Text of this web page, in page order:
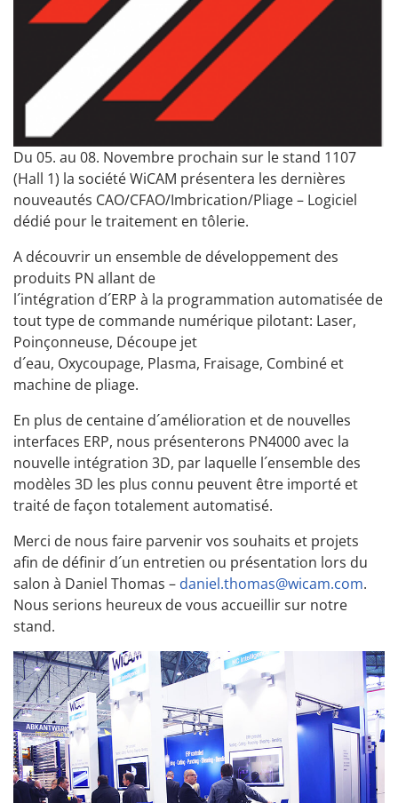
Du 05. au 08. Novembre prochain sur le stand 1107
(Hall 1) la société WiCAM présentera les dernières
nouveautés CAO/CFAO/Imbrication/Pliage – Logiciel
dédié pour le traitement en tôlerie.
A découvrir un ensemble de développement des
produits PN allant de
l´intégration d´ERP à la programmation automatisée de
tout type de commande numérique pilotant: Laser,
Poinçonneuse, Découpe jet
d´eau, Oxycoupage, Plasma, Fraisage, Combiné et
machine de pliage.
En plus de centaine d´amélioration et de nouvelles
interfaces ERP, nous présenterons PN4000 avec la
nouvelle intégration 3D, par laquelle l´ensemble des
modèles 3D les plus connu peuvent être importé et
traité de façon totalement automatisé.
Merci de nous faire parvenir vos souhaits et projets
afin de définir d´un entretien ou présentation lors du
salon à Daniel Thomas – daniel.thomas@wicam.com.
Nous serions heureux de vous accueillir sur notre
stand.